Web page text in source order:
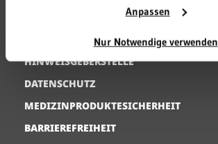
Anpassen
Nur Notwendige verwenden
HINWEISGEBERSTELLE
DATENSCHUTZ
MEDIZINPRODUKTESICHERHEIT
BARRIEREFREIHEIT